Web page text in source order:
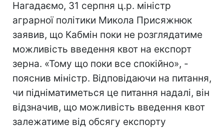
Нагадаємо, 31 серпня ц.р. міністр
аграрної політики Микола Присяжнюк
заявив, що Кабмін поки не розглядатиме
можливість введення квот на експорт
зерна. «Тому що поки все спокійно», -
пояснив міністр. Відповідаючи на питання,
чи підніматиметься це питання надалі, він
відзначив, що можливість введення квот
залежатиме від обсягу експорту